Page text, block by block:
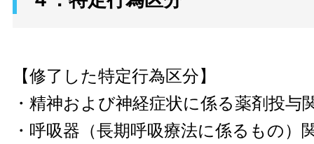
【修了した特定行為区分】
・精神および神経症状に係る薬剤投与
・呼吸器（長期呼吸療法に係るもの）